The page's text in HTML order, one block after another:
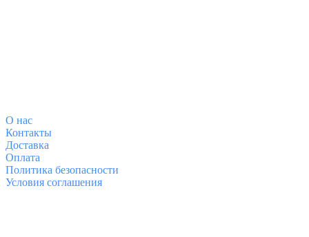
О нас
Контакты
Доставка
Оплата
Политика безопасности
Условия соглашения